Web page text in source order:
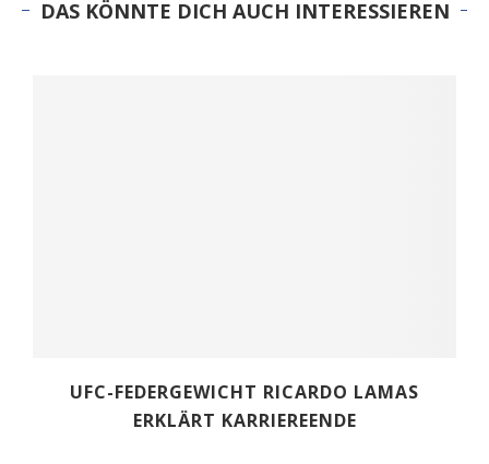
DAS KÖNNTE DICH AUCH INTERESSIEREN
UFC-FEDERGEWICHT RICARDO LAMAS
ERKLÄRT KARRIEREENDE